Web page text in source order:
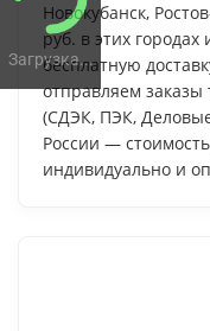
Загрузка...
Новокубанск,
руб. в этих
бесплатную
отправляем
(СДЭК, ПЭК,
России —
индивидуально и